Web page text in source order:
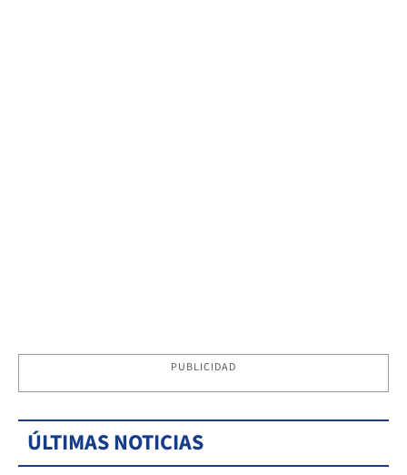
PUBLICIDAD
ÚLTIMAS NOTICIAS